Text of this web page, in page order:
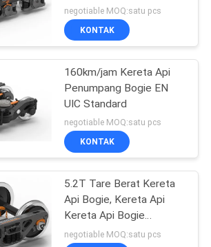
Kereta Kereta
Berkecepatan Rendah
negotiable MOQ:satu pcs
KONTAK
160km/jam Kereta Api
Penumpang Bogie EN
UIC Standard
negotiable MOQ:satu pcs
KONTAK
5.2T Tare Berat Kereta
Api Bogie, Kereta Api
Kereta Api Bogie
1800mm Wheel Base
negotiable MOQ:satu pcs